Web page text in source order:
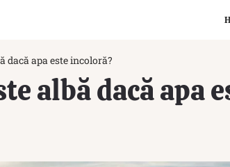
dacă apa este incoloră?
albă dacă apa